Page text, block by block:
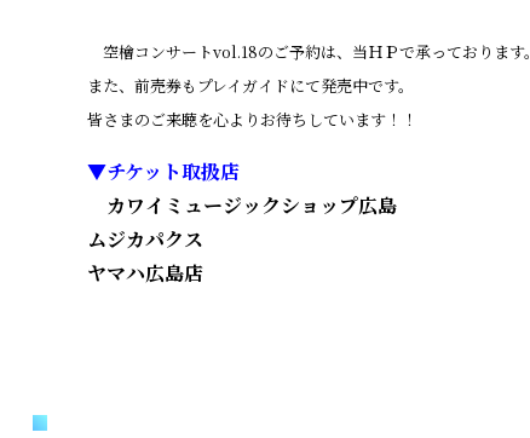
空檜コンサートvol.18のご予約は、当ＨＰで承っております。
また、前売券もプレイガイドにて発売中です。
皆さまのご来聴を心よりお待ちしています！！
▼チケット取扱店
カワイミュージックショップ広島
ムジカパクス
ヤマハ広島店